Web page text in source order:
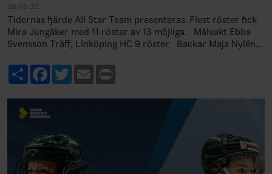
26-05-22
Tidernas fjärde All Star Team presenteras. Flest röster fick
Mira Jungåker med 11 röster av 13 möjliga. Målvakt Ebba
Svensson Träff, Linköping HC 9 röster Backar Maja Nylén
ShareFacebook
TwitterEmail